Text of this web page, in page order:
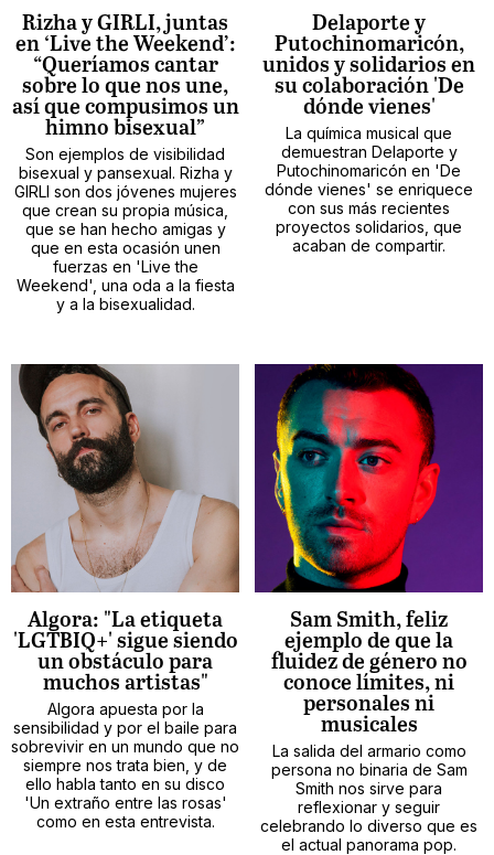
Rizha y GIRLI, juntas
en ‘Live the Weekend’:
“Queríamos cantar
sobre lo que nos une,
así que compusimos un
himno bisexual”
Son ejemplos de visibilidad
bisexual y pansexual. Rizha y
GIRLI son dos jóvenes mujeres
que crean su propia música,
que se han hecho amigas y
que en esta ocasión unen
fuerzas en 'Live the
Weekend', una oda a la fiesta
y a la bisexualidad.
Delaporte y
Putochinomaricón,
unidos y solidarios en
su colaboración 'De
dónde vienes'
La química musical que
demuestran Delaporte y
Putochinomaricón en 'De
dónde vienes' se enriquece
con sus más recientes
proyectos solidarios, que
acaban de compartir.
Algora: "La etiqueta
'LGTBIQ+' sigue siendo
un obstáculo para
muchos artistas"
Algora apuesta por la
sensibilidad y por el baile para
sobrevivir en un mundo que no
siempre nos trata bien, y de
ello habla tanto en su disco
'Un extraño entre las rosas'
como en esta entrevista.
Sam Smith, feliz
ejemplo de que la
fluidez de género no
conoce límites, ni
personales ni
musicales
La salida del armario como
persona no binaria de Sam
Smith nos sirve para
reflexionar y seguir
celebrando lo diverso que es
el actual panorama pop.